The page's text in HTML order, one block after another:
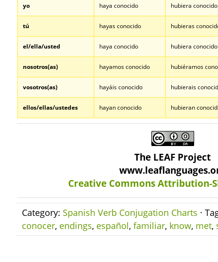
yo haya conocido hubiera conocido
tú hayas conocido hubieras
el/ella/usted haya conocido hubiera conocido
nosotros(as) hayamos conocido hubiéramos
vosotros(as) hayáis conocido hubierais
ellos/ellas/ustedes hayan conocido hubieran
The LEAF Project
Creative Commons Attribution-
Category: Spanish Verb Conjugation Charts ·
conocer, endings, español, familiar, know, met,